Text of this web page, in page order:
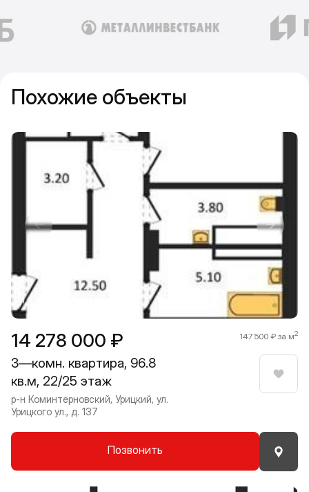
Похожие объекты
14 278 000 ₽ 147 500 ₽ за м2
3—комн. квартира, 96.8
кв.м, 22/25 этаж
р-н Коминтерновский, Урицкий, ул.
Урицкого ул., д. 137
Позвонить
1 / 8
Прокрутить влево